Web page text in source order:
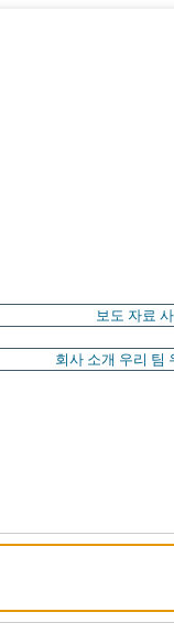
의)
보도 자료
회사 소개 우리 팀